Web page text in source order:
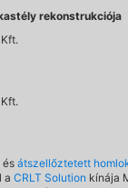
rekonstrukciója
és átszellőztetett
a CRLT Solution kínája